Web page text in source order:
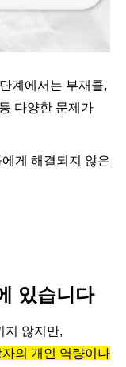
계에서는 부재콜,
다양한 문제가
게 해결되지 않은
있습니다
지 않지만,
의 개인 역량이나